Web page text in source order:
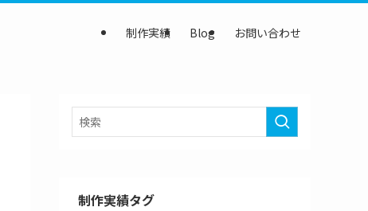
制作実績 Blog お問い合わせ
制作実績タグ